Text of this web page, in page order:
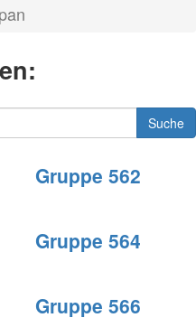
Suche
Gruppe 562
Gruppe 564
Gruppe 566